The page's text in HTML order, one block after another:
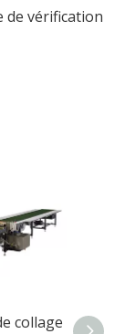
collage